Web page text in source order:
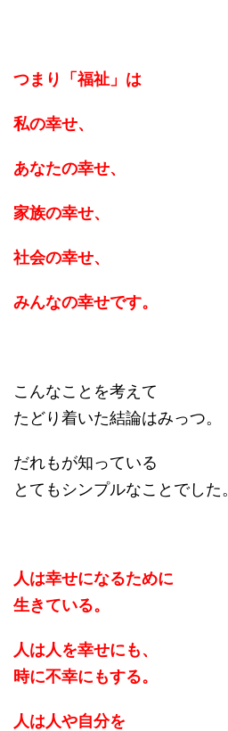
つまり「福祉」は
私の幸せ、
あなたの幸せ、
家族の幸せ、
社会の幸せ、
みんなの幸せです。
こんなことを考えて
たどり着いた結論はみっつ。
だれもが知っている
とてもシンプルなことでした。
人は幸せになるために
生きている。
人は人を幸せにも、
時に不幸にもする。
人は人や自分を